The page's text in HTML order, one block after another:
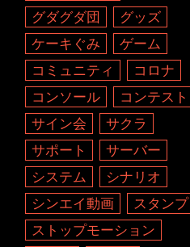
グダグダ団
グッズ
ケーキぐみ
ゲーム
コミュニティ
コロナ
コンソール
コンテスト
サイン会
サクラ
サポート
サーバー
システム
シナリオ
シンエイ動画
スタンプ
ストップモーション